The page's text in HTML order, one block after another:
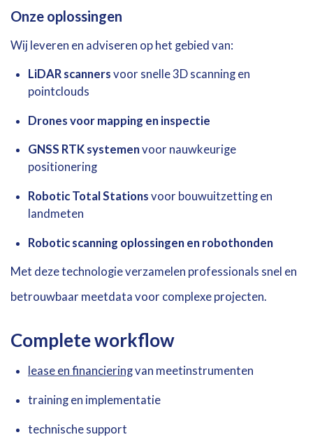
Onze oplossingen
Wij leveren en adviseren op het gebied van:
LiDAR scanners voor snelle 3D scanning en
pointclouds
Drones voor mapping en inspectie
GNSS RTK systemenvoor nauwkeurige
positionering
Robotic Total Stations voor bouwuitzetting en
landmeten
Robotic scanning oplossingen en robothonden
Met deze technologie verzamelen professionals snel en
betrouwbaar meetdata voor complexe projecten.
Complete workflow
lease en financieringvan meetinstrumenten
training en implementatie
technische support